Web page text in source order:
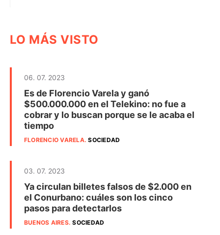
LO MÁS VISTO
06. 07. 2023
Es de Florencio Varela y ganó
$500.000.000 en el Telekino: no fue a
cobrar y lo buscan porque se le acaba el
tiempo
FLORENCIO VARELA.SOCIEDAD
03. 07. 2023
Ya circulan billetes falsos de $2.000 en
el Conurbano: cuáles son los cinco
pasos para detectarlos
BUENOS AIRES.SOCIEDAD